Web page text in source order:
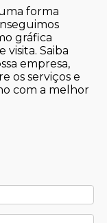
forma
gráfica
visita. Saiba
empresa,
os serviços e
com a melhor